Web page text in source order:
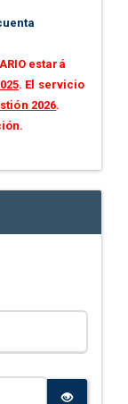
estará
. El servicio
2026.